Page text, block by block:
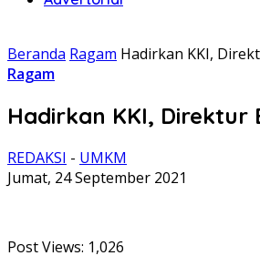
Beranda Ragam Hadirkan KKI,
Ragam
Hadirkan KKI, Direktur
REDAKSI - UMKM
Jumat, 24 September 2021
Post Views: 1,026